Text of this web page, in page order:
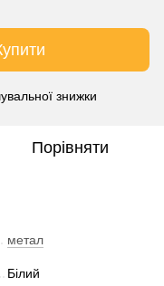
знижки
Порівняти
метал
Білий